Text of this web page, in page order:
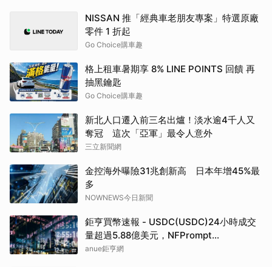
NISSAN 推「經典車老朋友專案」特選原廠
零件 1 折起
Go Choice購車趣
格上租車暑期享 8% LINE POINTS 回饋 再
抽黑鑰匙
Go Choice購車趣
新北人口遷入前三名出爐！淡水逾4千人又
奪冠 這次「亞軍」最令人意外
三立新聞網
金控海外曝險31兆創新高 日本年增45%最
多
NOWNEWS今日新聞
鉅亨買幣速報 - USDC(USDC)24小時成交
量超過5.88億美元，NFPrompt
Token(NFP)24小時漲幅達66.2%
anue鉅亨網